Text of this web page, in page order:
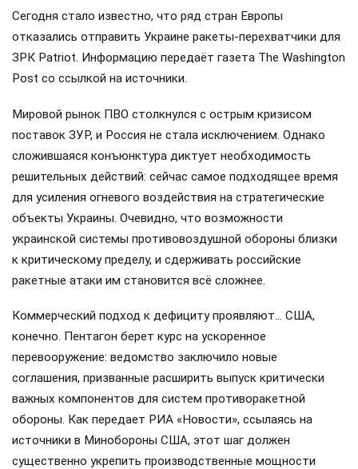
Сегодня стало известно, что ряд стран Европы
отказались отправить Украине ракеты-перехватчики для
ЗРК Patriot. Информацию передаёт газета The Washington
Post со ссылкой на источники.
Мировой рынок ПВО столкнулся с острым кризисом
поставок ЗУР, и Россия не стала исключением. Однако
сложившаяся конъюнктура диктует необходимость
решительных действий: сейчас самое подходящее время
для усиления огневого воздействия на стратегические
объекты Украины. Очевидно, что возможности
украинской системы противовоздушной обороны близки
к критическому пределу, и сдерживать российские
ракетные атаки им становится всё сложнее.
Коммерческий подход к дефициту проявляют… США,
конечно. Пентагон берет курс на ускоренное
перевооружение: ведомство заключило новые
соглашения, призванные расширить выпуск критически
важных компонентов для систем противоракетной
обороны. Как передает РИА «Новости», ссылаясь на
источники в Минобороны США, этот шаг должен
существенно укрепить производственные мощности